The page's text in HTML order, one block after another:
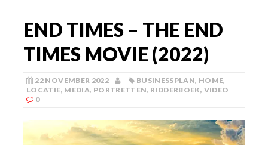
END TIMES – THE END
TIMES MOVIE (2022)
22 NOVEMBER 2022 BUSINESSPLAN, HOME,
LOCATIE, MEDIA, PORTRETTEN, RIDDERBOEK, VIDEO
0